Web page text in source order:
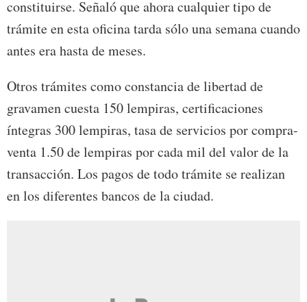
constituirse. Señaló que ahora cualquier tipo de
trámite en esta oficina tarda sólo una semana cuando
antes era hasta de meses.
Otros trámites como constancia de libertad de
gravamen cuesta 150 lempiras, certificaciones
íntegras 300 lempiras, tasa de servicios por compra-
venta 1.50 de lempiras por cada mil del valor de la
transacción. Los pagos de todo trámite se realizan
en los diferentes bancos de la ciudad.